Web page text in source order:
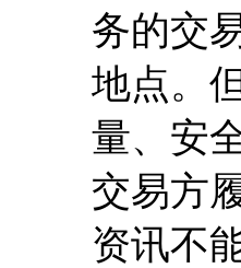
务的交
地点。
量、安
交易方
资讯不